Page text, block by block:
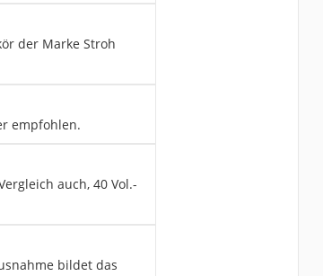
der Marke Stroh
empfohlen.
auch, 40 Vol.-
bildet das